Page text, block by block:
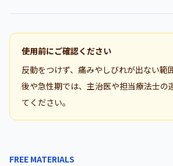
使用前にご確認ください
反動をつけず、痛みやしびれが出ない範
後や急性期では、主治医や担当療法士の
てください。
FREE MATERIALS